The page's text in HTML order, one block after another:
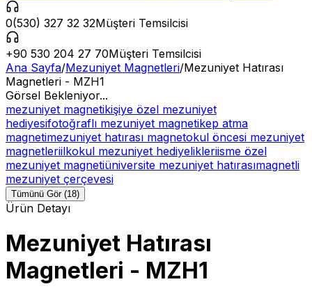
0(530) 327 32 32Müşteri Temsilcisi
+90 530 204 27 70Müşteri Temsilcisi
Ana Sayfa/Mezuniyet Magnetleri/Mezuniyet Hatırası
Magnetleri - MZH1
Görsel Bekleniyor...
mezuniyet magnetikişiye özel mezuniyet
hediyesifotoğraflı mezuniyet magnetikep atma
magnetimezuniyet hatırası magnetokul öncesi mezuniyet
magnetleriilkokul mezuniyet hediyelikleriisme özel
mezuniyet magnetiüniversite mezuniyet hatırasımagnetli
mezuniyet çerçevesi
Tümünü Gör (18)
Ürün Detayı
Mezuniyet Hatırası
Magnetleri - MZH1